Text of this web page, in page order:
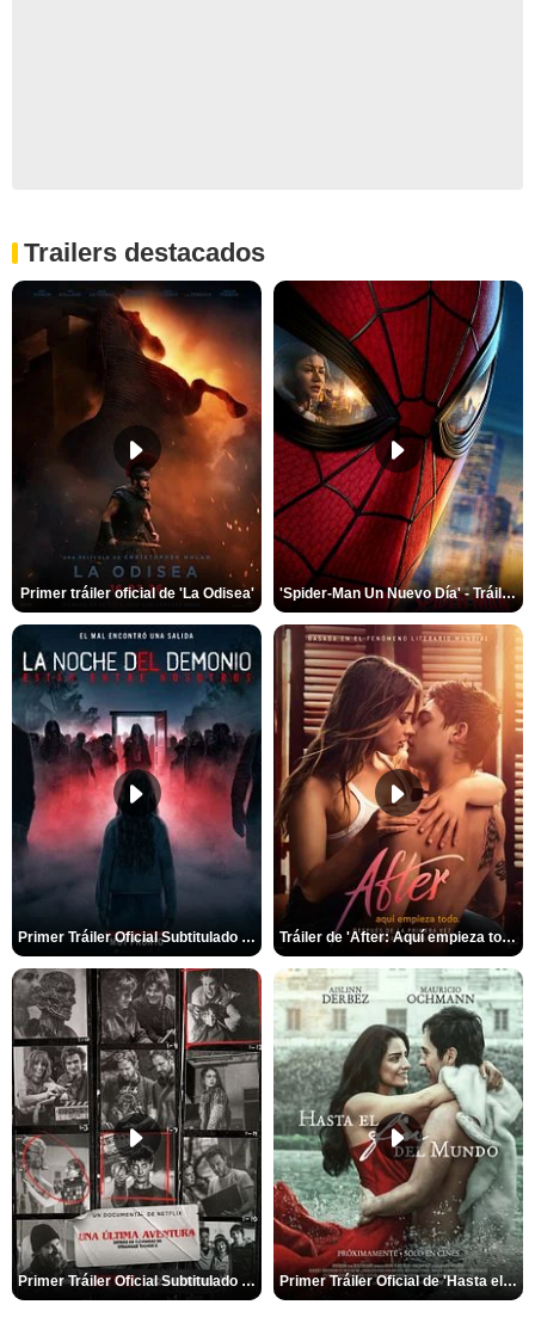
Trailers destacados
Primer tráiler oficial de 'La Odisea' 'Spider-Man Un Nuevo Día' - Tráiler oficial subtitulado
Primer Tráiler Oficial Subtitulado de 'La Noche Del Demonio: Están Entre Nosotros' Tráiler de 'After: Aquí empieza todo'
Primer Tráiler Oficial Subtitulado de 'Una última aventura: Detrás de cámaras de Stranger Things 5' Primer Tráiler Oficial de 'Hasta el fin del mundo'